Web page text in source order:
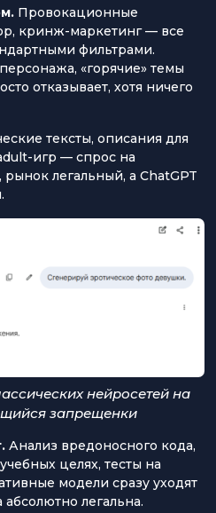
Провокационные
кринж-маркетинг — все
фильтрами.
«горячие» темы
отказывает, хотя ничего
тексты, описания для
игр — спрос на
легальный, а ChatGPT
нейросетей на
запрещенки
Анализ вредоносного кода,
целях, тесты на
модели сразу уходят
абсолютно легальна.